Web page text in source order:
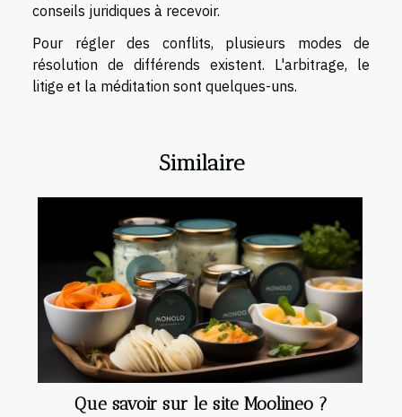
conseils juridiques à recevoir.
Pour régler des conflits, plusieurs modes de
résolution de différends existent. L'arbitrage, le
litige et la méditation sont quelques-uns.
Similaire
Que savoir sur le site Moolineo ?